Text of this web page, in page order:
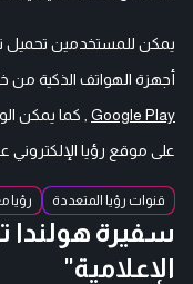
يمكن للمستخدمين تحميل
أجهزة الهواتف الذكية من
Google Play , كما يمكن
على موقع رؤيا
قنوات رؤيا المتعددة رؤيا
سفيرة هولندا
الإعلامية"